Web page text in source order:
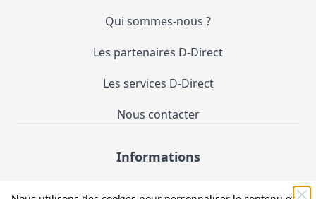
Qui sommes-nous ?
Les partenaires D-Direct
Les services D-Direct
Nous contacter
Informations
Demande de catalogue